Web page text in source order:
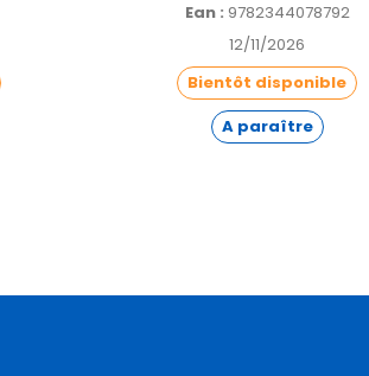
Ean : 9782344078792
12/11/2026
Bientôt disponible
A paraître